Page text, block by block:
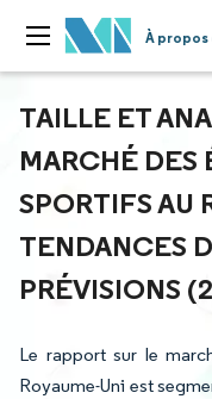
À
TAILLE ET
MARCHÉ DES
SPORTIFS AU
TENDANCES
PRÉVISIONS
Le rapport sur le
Royaume-Uni est